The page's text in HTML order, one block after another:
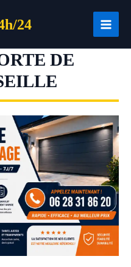
24
DE